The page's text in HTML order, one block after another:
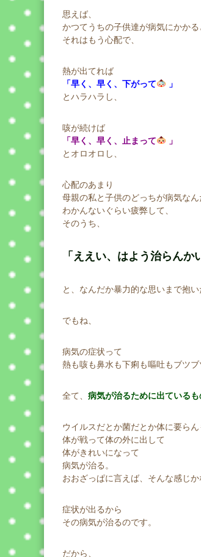
思えば、
かつてうちの子供達が病気にかかる
それはもう心配で、
熱が出てれば
「早く、早く、下がって
」
とハラハラし、
咳が続けば
「早く、早く、止まって
」
とオロオロし、
心配のあまり
母親の私と子供のどっちが病気なん
わかんないぐらい疲弊して、
そのうち、
「ええい、はよう治らんか
と、なんだか暴力的な思いまで抱い
でもね、
病気の症状って
熱も咳も鼻水も下痢も嘔吐もブツブ
全て、 病気が治るために出ているも
ウイルスだとか菌だとか体に要ら
体が戦って体の外に出して
体がきれいになって
病気が治る。
おおざっぱに言えば、そんな感じか
症状が出るから
その病気が治るのです。
だから、